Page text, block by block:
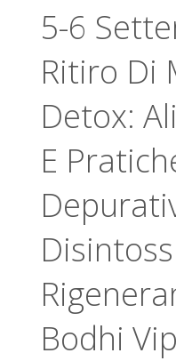
5-6
Ritiro Di
Detox:
E
Bodhi